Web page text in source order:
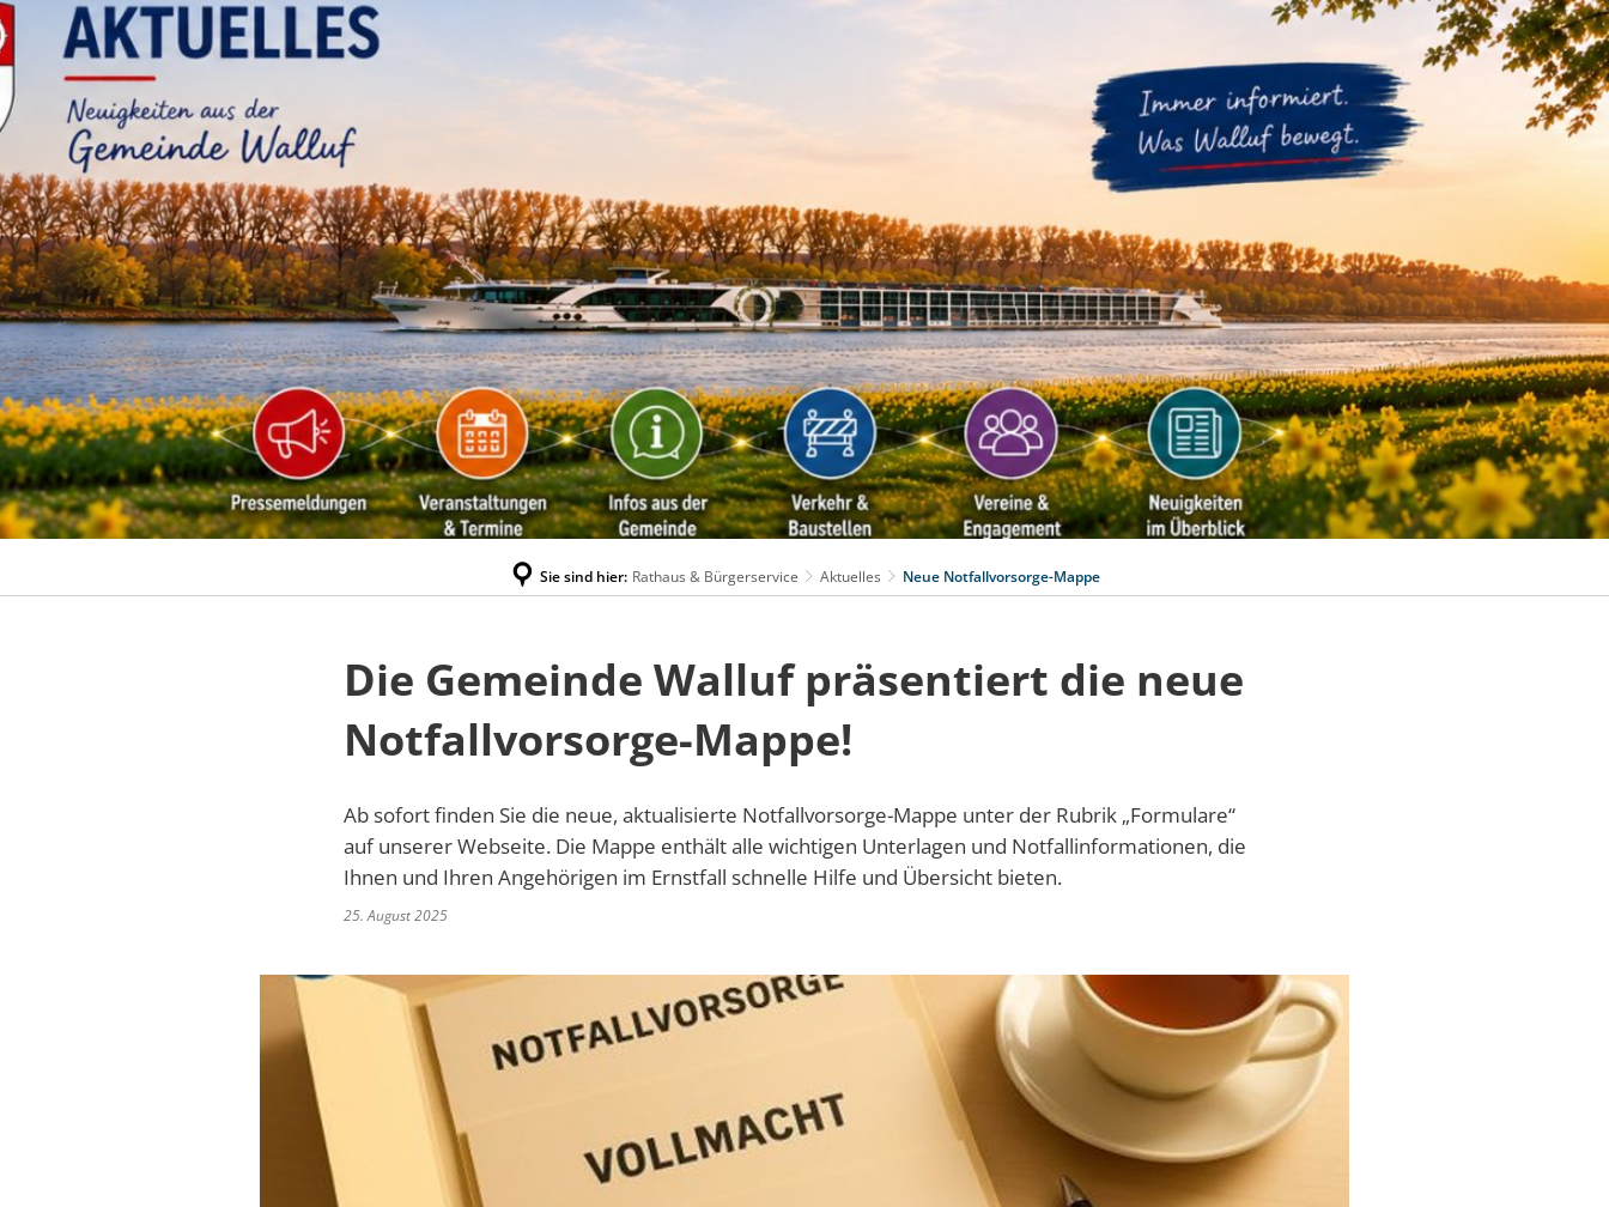
Barrierefreiheit
WIRTSCHAFTSFÖRDERUNG
Sie sind hier: Rathaus & Bürgerservice Aktuelles Neue Notfallvorsorge-Mappe
Die Gemeinde Walluf präsentiert die neue
Notfallvorsorge-Mappe!
Ab sofort finden Sie die neue, aktualisierte Notfallvorsorge-Mappe unter der Rubrik „Formulare“
auf unserer Webseite. Die Mappe enthält alle wichtigen Unterlagen und Notfallinformationen, die
Ihnen und Ihren Angehörigen im Ernstfall schnelle Hilfe und Übersicht bieten.
25. August 2025